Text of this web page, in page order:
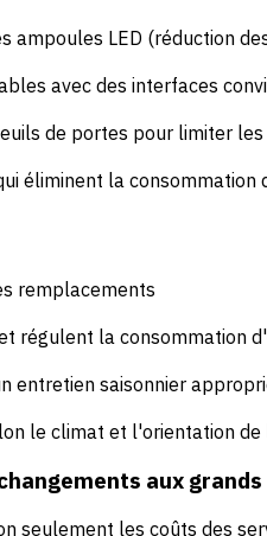
ampoules LED (réduction
avec des interfaces
de portes pour limiter
éliminent la consommation
remplacements
régulent la consommation
entretien saisonnier
le climat et l'orientation
aux
seulement les coûts des